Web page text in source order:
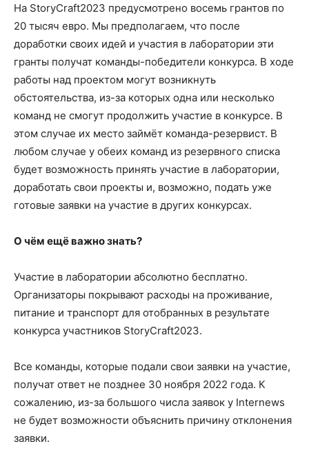
На StoryCraft2023 предусмотрено восемь грантов по
20 тысяч евро. Мы предполагаем, что после
доработки своих идей и участия в лаборатории эти
гранты получат команды-победители конкурса. В ходе
работы над проектом могут возникнуть
обстоятельства, из-за которых одна или несколько
команд не смогут продолжить участие в конкурсе. В
этом случае их место займёт команда-резервист. В
любом случае у обеих команд из резервного списка
будет возможность принять участие в лаборатории,
доработать свои проекты и, возможно, подать уже
готовые заявки на участие в других конкурсах.
О чём ещё важно знать?
Участие в лаборатории абсолютно бесплатно.
Организаторы покрывают расходы на проживание,
питание и транспорт для отобранных в результате
конкурса участников StoryCraft2023.
Все команды, которые подали свои заявки на участие,
получат ответ не позднее 30 ноября 2022 года. К
сожалению, из-за большого числа заявок у Internews
не будет возможности объяснить причину отклонения
заявки.